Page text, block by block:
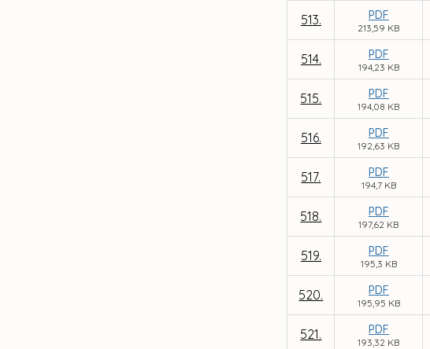
513. PDF
213,59 KB
514. PDF
194,23 KB
515. PDF
194,08 KB
516. PDF
192,63 KB
517. PDF
194,7 KB
518. PDF
197,62 KB
519. PDF
195,3 KB
520. PDF
195,95 KB
521. PDF
193,32 KB